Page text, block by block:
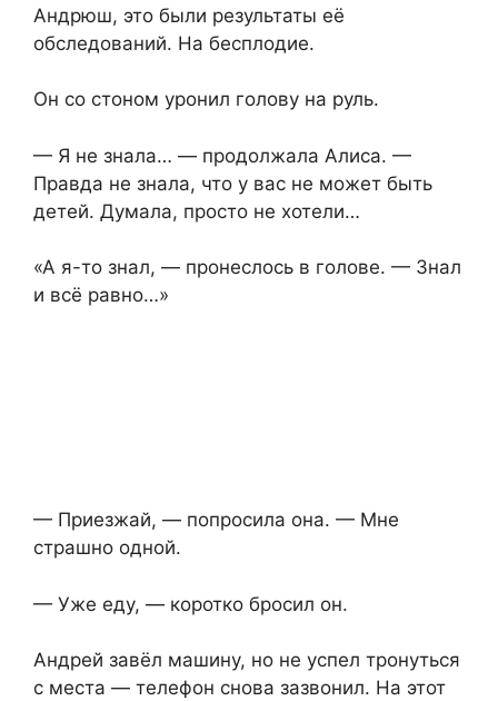
Андрюш, это были результаты её
обследований. На бесплодие.
Он со стоном уронил голову на руль.
— Я не знала… — продолжала Алиса. —
Правда не знала, что у вас не может быть
детей. Думала, просто не хотели…
«А я-то знал, — пронеслось в голове. — Знал
и всё равно…»
— Приезжай, — попросила она. — Мне
страшно одной.
— Уже еду, — коротко бросил он.
Андрей завёл машину, но не успел тронуться
с места — телефон снова зазвонил. На этот